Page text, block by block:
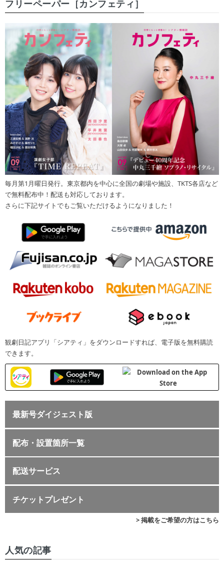
フリーペーパー［カンフェティ］
毎月第1月曜日発行。東京都内を中心に全国の劇場や施設、TKTS各店など
で無料配布中！配送も対応しております。
さらに下記サイトでもご覧いただけるようになりました！
観劇日記アプリ「シアティ」をダウンロードすれば、電子版を無料購読
できます。
最新号ダイジェスト版
配布・設置箇所一覧
配送サービス
チケットプレゼント
> 掲載をご希望の方はこちら
人気の記事